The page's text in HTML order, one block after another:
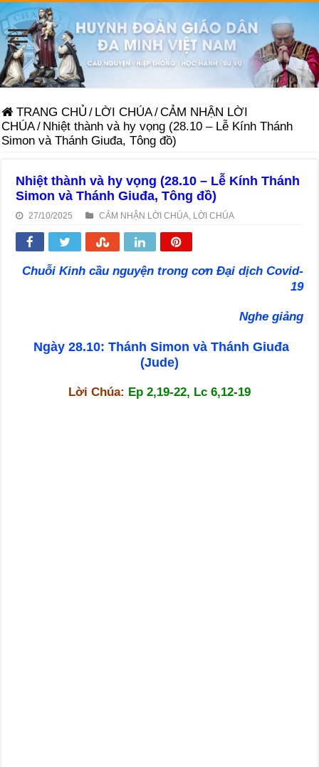
TRANG CHỦ / LỜI CHÚA/CẢM NHẬN LỜI
CHÚA/ Nhiệt thành và hy vọng (28.10 – Lễ Kính Thánh
Simon và Thánh Giuđa, Tông đồ)
Nhiệt thành và hy vọng (28.10 – Lễ Kính Thánh
Simon và Thánh Giuđa, Tông đồ)
27/10/2025 CẢM NHẬN LỜI CHÚA LỜI CHÚA
Chuỗi Kinh cầu nguyện trong cơn Đại dịch Covid-
19
Nghe giảng
Ngày 28.10: Thánh Simon và Thánh Giuđa
(Jude)
Lời Chúa: Ep 2,19-22, Lc 6,12-19